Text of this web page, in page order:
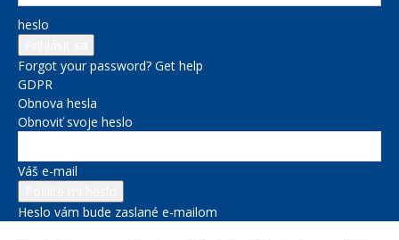
heslo
Forgot your password? Get help
GDPR
Obnova hesla
Obnoviť svoje heslo
Váš e-mail
Heslo vám bude zaslané e-mailom